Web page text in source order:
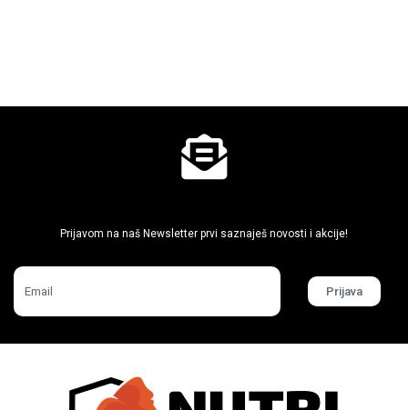
Prijavom na naš Newsletter prvi saznaješ novosti i akcije!
Prijava